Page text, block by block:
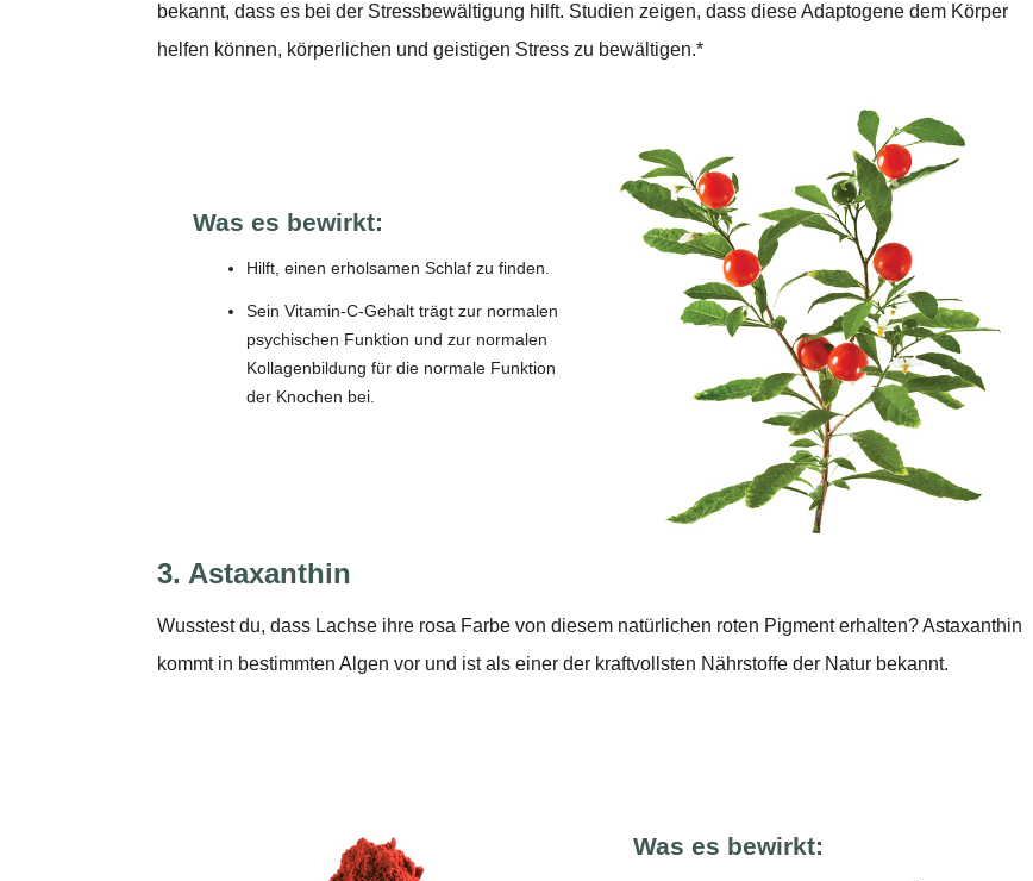
bekannt, dass es bei der Stressbewältigung hilft. Studien zeigen, dass diese Adaptogene dem Körper
helfen können, körperlichen und geistigen Stress zu bewältigen.*
Was es bewirkt:
Hilft, einen erholsamen Schlaf zu finden.
Sein Vitamin-C-Gehalt trägt zur normalen
psychischen Funktion und zur normalen
Kollagenbildung für die normale Funktion
der Knochen bei.
3. Astaxanthin
Wusstest du, dass Lachse ihre rosa Farbe von diesem natürlichen roten Pigment erhalten? Astaxanthin
kommt in bestimmten Algen vor und ist als einer der kraftvollsten Nährstoffe der Natur bekannt.
Was es bewirkt: